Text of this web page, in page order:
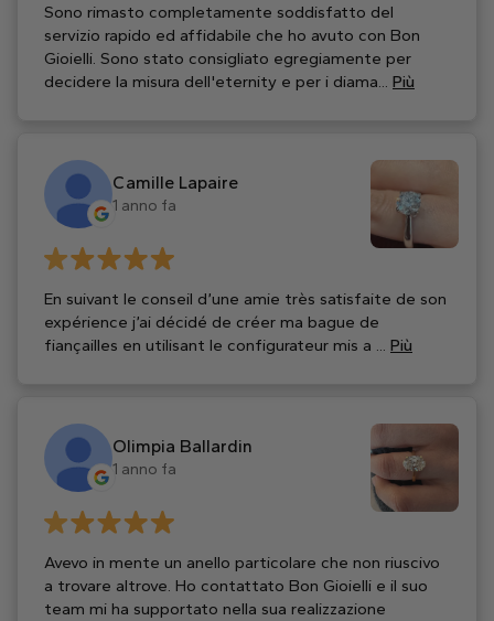
Sono rimasto completamente soddisfatto del
servizio rapido ed affidabile che ho avuto con Bon
Gioielli. Sono stato consigliato egregiamente per
decidere la misura dell'eternity e per i diama... Più
Camille Lapaire
1 anno fa
En suivant le conseil d’une amie très satisfaite de son
expérience j’ai décidé de créer ma bague de
fiançailles en utilisant le configurateur mis a ... Più
Olimpia Ballardin
1 anno fa
Avevo in mente un anello particolare che non riuscivo
a trovare altrove. Ho contattato Bon Gioielli e il suo
team mi ha supportato nella sua realizzazione